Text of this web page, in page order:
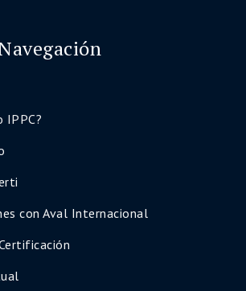
IPPC?
con Aval Internacional